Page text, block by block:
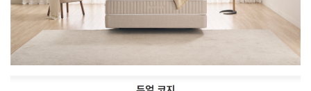
WI-55S9500CM | 53,900